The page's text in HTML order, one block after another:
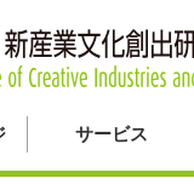
サービス